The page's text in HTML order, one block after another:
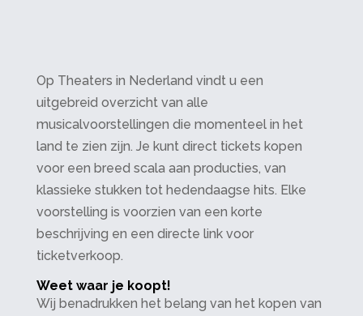
Op Theaters in Nederland vindt u een
uitgebreid overzicht van alle
musicalvoorstellingen die momenteel in het
land te zien zijn. Je kunt direct tickets kopen
voor een breed scala aan producties, van
klassieke stukken tot hedendaagse hits. Elke
voorstelling is voorzien van een korte
beschrijving en een directe link voor
ticketverkoop.
Weet waar je koopt!
Wij benadrukken het belang van het kopen van